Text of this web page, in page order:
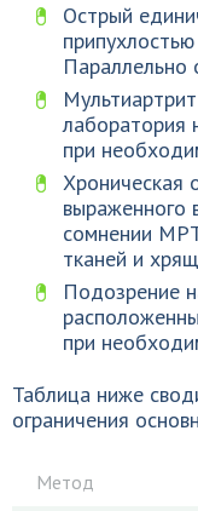
Острый
Параллельно
лаборатория
при
Хроническая
выраженного
сомнении
тканей и
Подозрение
при
Таблица ниже
ограничения
Метод